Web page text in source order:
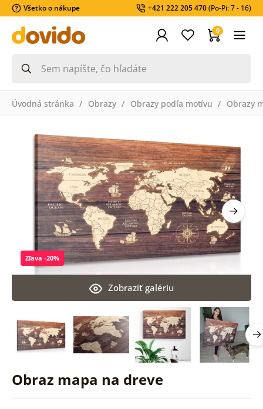
Všetko o nákupe +421 222 205 470(Po-Pi: 7 - 16)
0
Úvodná stránka Obrazy Obrazy podľa motívu Obrazy
Obraz mapa na dreve
Zobraziť galériu
Zľava -20%